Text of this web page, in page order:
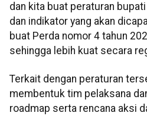
dan kita buat peraturan
dan indikator yang akan
buat Perda nomor 4 tahun
sehingga lebih kuat secara
Terkait dengan peraturan
membentuk tim pelaksana
roadmap serta rencana aksi